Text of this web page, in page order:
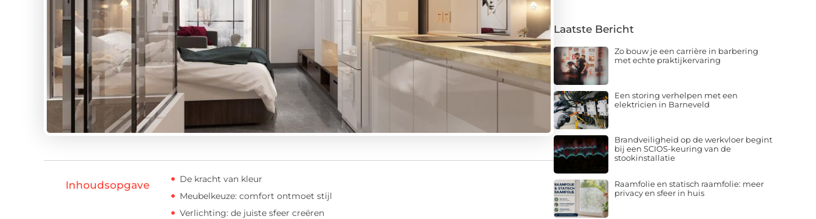
Inhoudsopgave
De kracht van kleur
Meubelkeuze: comfort ontmoet stijl
Verlichting: de juiste sfeer creëren
Laatste Bericht
Zo bouw je een carrière in barbering
met echte praktijkervaring
Een storing verhelpen met een
elektricien in Barneveld
Brandveiligheid op de werkvloer begint
bij een SCIOS-keuring van de
stookinstallatie
Raamfolie en statisch raamfolie: meer
privacy en sfeer in huis